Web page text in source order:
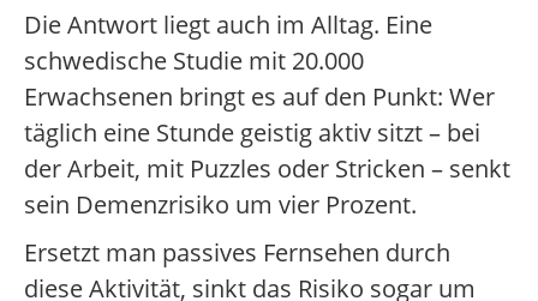
Die Antwort liegt auch im Alltag. Eine
schwedische Studie mit 20.000
Erwachsenen bringt es auf den Punkt: Wer
täglich eine Stunde geistig aktiv sitzt – bei
der Arbeit, mit Puzzles oder Stricken – senkt
sein Demenzrisiko um vier Prozent.
Ersetzt man passives Fernsehen durch
diese Aktivität, sinkt das Risiko sogar um